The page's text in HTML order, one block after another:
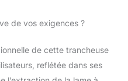
d'insertion et
planche de
UVP 979. Si vous
avez des
de vos exigences ?
de cette trancheuse
reflétée dans ses